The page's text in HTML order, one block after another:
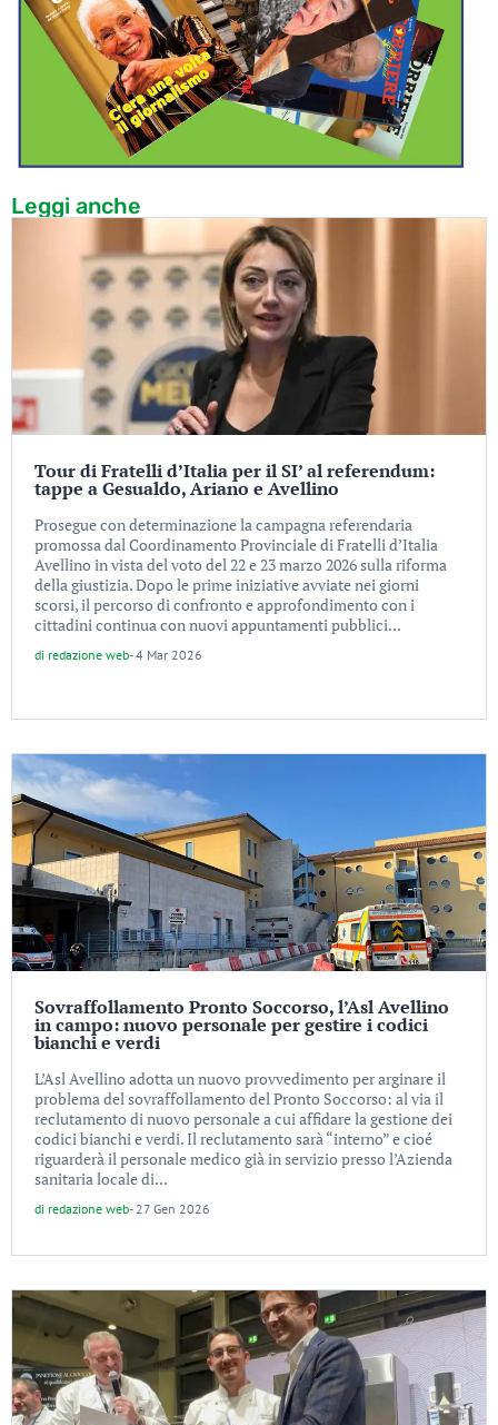
Leggi anche
Tour di Fratelli d’Italia per il SI’ al referendum:
tappe a Gesualdo, Ariano e Avellino
Prosegue con determinazione la campagna referendaria
promossa dal Coordinamento Provinciale di Fratelli d’Italia
Avellino in vista del voto del 22 e 23 marzo 2026 sulla riforma
della giustizia. Dopo le prime iniziative avviate nei giorni
scorsi, il percorso di confronto e approfondimento con i
cittadini continua con nuovi appuntamenti pubblici...
di redazione web-4 Mar 2026
Sovraffollamento Pronto Soccorso, l’Asl Avellino
in campo: nuovo personale per gestire i codici
bianchi e verdi
L’Asl Avellino adotta un nuovo provvedimento per arginare il
problema del sovraffollamento del Pronto Soccorso: al via il
reclutamento di nuovo personale a cui affidare la gestione dei
codici bianchi e verdi. Il reclutamento sarà “interno” e cioé
riguarderà il personale medico già in servizio presso l’Azienda
sanitaria locale di...
di redazione web- 27 Gen 2026